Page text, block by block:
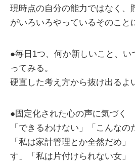
現時点の自分の能力ではなく、
がいろいろやっているそのこと
●毎日1つ、何か新しいこと、い
ってみる。
硬直した考え方から抜け出るよ
●固定化された心の声に気づく
「できるわけない」「こんなの
「私は家計管理とか全然だめ
す」「私は片付けられない女」